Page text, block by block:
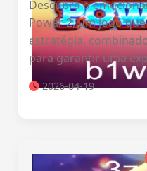
Descubra o
Power 2, um jogo
estratégia,
para garantir uma
2026-04-19